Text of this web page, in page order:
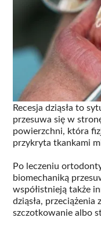
Recesja dziąsła to
przesuwa się w
powierzchni, która
przykryta tkankami
Po leczeniu
biomechaniką
współistnieją także
dziąsła,
szczotkowanie albo